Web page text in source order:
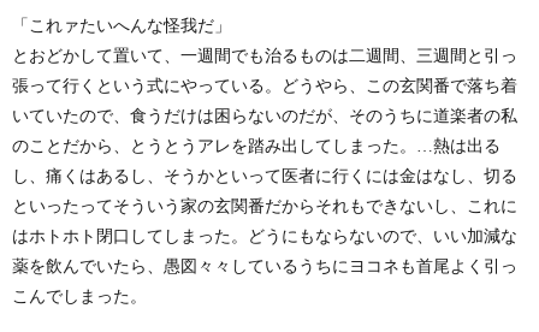
「これァたいへんな怪我だ」
とおどかして置いて、一週間でも治るものは二週間、三週間と引っ
張って行くという式にやっている。どうやら、この玄関番で落ち着
いていたので、食うだけは困らないのだが、そのうちに道楽者の私
のことだから、とうとうアレを踏み出してしまった。…熱は出る
し、痛くはあるし、そうかといって医者に行くには金はなし、切る
といったってそういう家の玄関番だからそれもできないし、これに
はホトホト閉口してしまった。どうにもならないので、いい加減な
薬を飲んでいたら、愚図々々しているうちにヨコネも首尾よく引っ
こんでしまった。